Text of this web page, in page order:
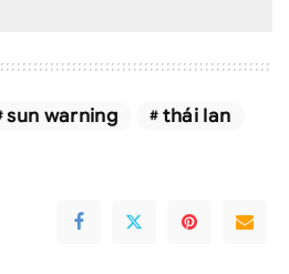
sun warning
thái lan